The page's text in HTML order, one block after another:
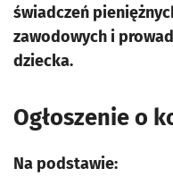
świadczeń
zawodowych i
dziecka.
Ogłoszenie o
Na podstawie: